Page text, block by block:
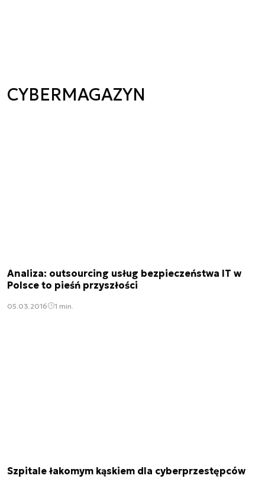
CYBERMAGAZYN
Analiza: outsourcing usług bezpieczeństwa IT w
Polsce to pieśń przyszłości
05.03.2016 1 min.
Szpitale łakomym kąskiem dla cyberprzestępców